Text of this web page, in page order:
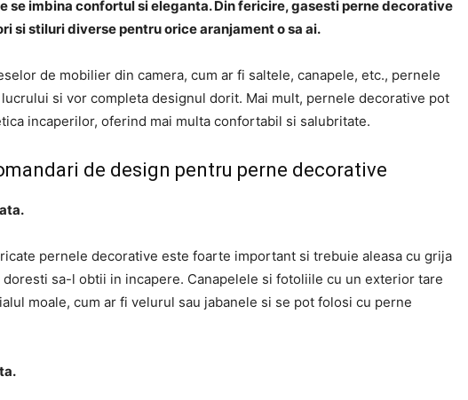
se imbina confortul si eleganta. Din fericire, gasesti perne decorative
si stiluri diverse pentru orice aranjament o sa ai.
de mobilier din camera, cum ar fi saltele, canapele, etc., pernele
si vor completa designul dorit. Mai mult, pernele decorative pot
incaperilor, oferind mai multa confortabil si salubritate.
de design pentru perne decorative
pernele decorative este foarte important si trebuie aleasa cu grija
sa-l obtii in incapere. Canapelele si fotoliile cu un exterior tare
moale, cum ar fi velurul sau jabanele si se pot folosi cu perne